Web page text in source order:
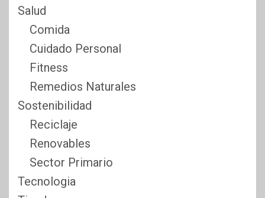
Salud
Comida
Cuidado Personal
Fitness
Remedios Naturales
Sostenibilidad
Reciclaje
Renovables
Sector Primario
Tecnologia